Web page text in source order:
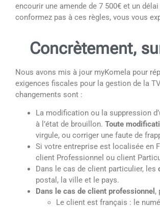
encourir une amende de 7 500€ et un
conformez pas à ces règles, vous vous
Concrètement,
Nous avons mis à jour myKomela pour
exigences fiscales pour la gestion de la
changements sont :
La modification ou la suppression
à l’état de brouillon. Toute
virgule, ou corriger une faute de
Si votre entreprise est localisée en
client Professionnel ou client
Dans le cas de client particulier, les
postal, la ville et le pays.
Dans le cas de client professionnel ,
Le client est français : le